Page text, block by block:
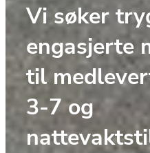
Vi søker
engasjerte
til
3-7 og